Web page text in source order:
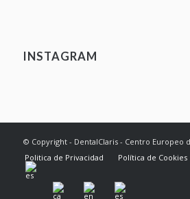
INSTAGRAM
© Copyright - DentalClaris - Centro Europeo
Politica de Privacidad
Política de Cookies